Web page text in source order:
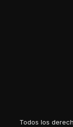
Todos los